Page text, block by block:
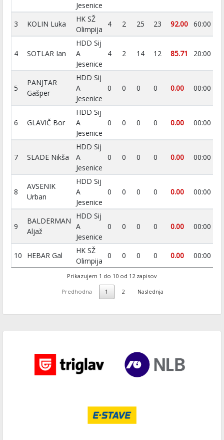
Jesenice
3 KOLIN Luka
HK SŽ
Olimpija
4 2 25 23 92.00 60:00
4 SOTLAR Ian
HDD Sij
A
Jesenice
4 2 14 12 85.71 20:00
5
PANJTAR
Gašper
HDD Sij
A
Jesenice
0 0 0 0 0.00 00:00
6 GLAVIČ Bor
HDD Sij
A
Jesenice
0 0 0 0 0.00 00:00
7 SLADE Nikša
HDD Sij
A
Jesenice
0 0 0 0 0.00 00:00
8
AVSENIK
Urban
HDD Sij
A
Jesenice
0 0 0 0 0.00 00:00
9
BALDERMAN
Aljaž
HDD Sij
A
Jesenice
0 0 0 0 0.00 00:00
10 HEBAR Gal
HK SŽ
Olimpija
0 0 0 0 0.00 00:00
Prikazujem 1 do 10 od 12 zapisov
Predhodna 1 2 Naslednja